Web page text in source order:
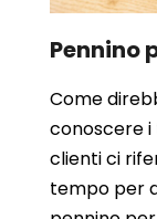
Pennino
Come
conoscere
clienti ci
tempo per